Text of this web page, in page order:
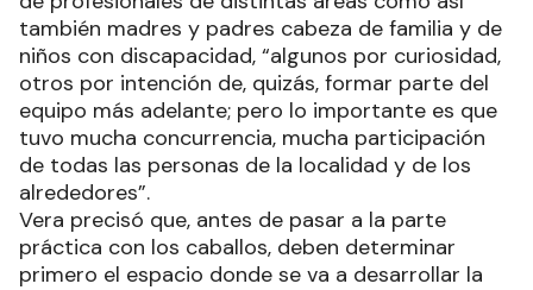
también madres y padres cabeza de familia y de
niños con discapacidad, “algunos por curiosidad,
otros por intención de, quizás, formar parte del
equipo más adelante; pero lo importante es que
tuvo mucha concurrencia, mucha participación
de todas las personas de la localidad y de los
alrededores”.
Vera precisó que, antes de pasar a la parte
práctica con los caballos, deben determinar
primero el espacio donde se va a desarrollar la